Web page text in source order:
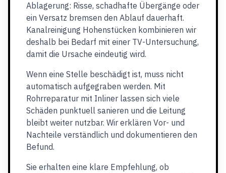
Ablagerung: Risse, schadhafte Übergänge oder
ein Versatz bremsen den Ablauf dauerhaft.
Kanalreinigung Hohenstücken kombinieren wir
deshalb bei Bedarf mit einer TV-Untersuchung,
damit die Ursache eindeutig wird.
Wenn eine Stelle beschädigt ist, muss nicht
automatisch aufgegraben werden. Mit
Rohrreparatur mit Inliner lassen sich viele
Schäden punktuell sanieren und die Leitung
bleibt weiter nutzbar. Wir erklären Vor- und
Nachteile verständlich und dokumentieren den
Befund.
Sie erhalten eine klare Empfehlung, ob